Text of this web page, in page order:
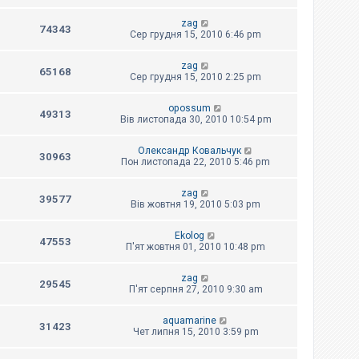
74343
zag
Сер грудня 15, 2010 6:46 pm
65168
zag
Сер грудня 15, 2010 2:25 pm
49313
opossum
Вів листопада 30, 2010 10:54 pm
30963
Олександр Ковальчук
Пон листопада 22, 2010 5:46 pm
39577
zag
Вів жовтня 19, 2010 5:03 pm
47553
Ekolog
П'ят жовтня 01, 2010 10:48 pm
29545
zag
П'ят серпня 27, 2010 9:30 am
31423
aquamarine
Чет липня 15, 2010 3:59 pm